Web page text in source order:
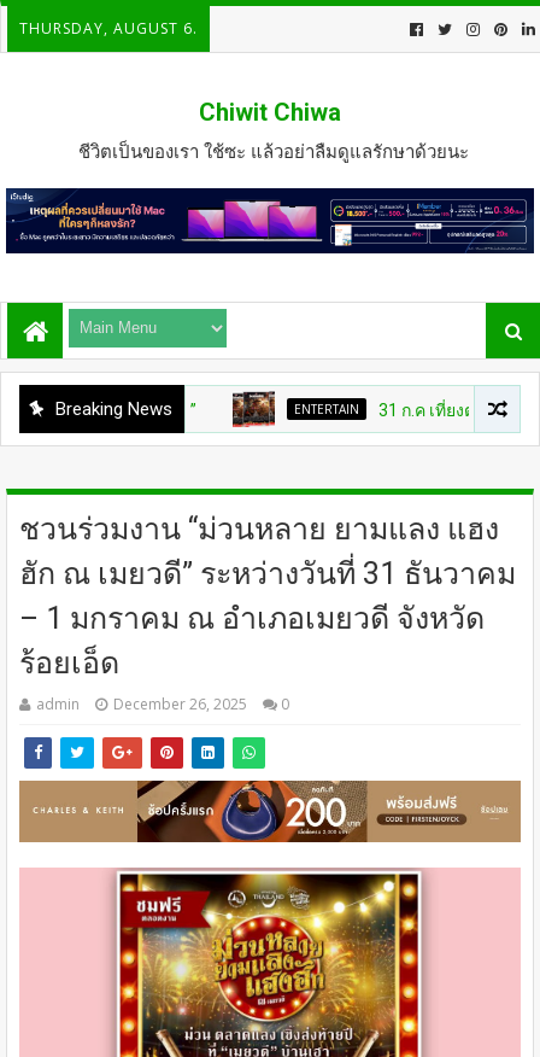
THURSDAY, AUGUST 6.
Chiwit Chiwa
ชีวิตเป็นของเรา ใช้ซะ แล้วอย่าลืมดูแลรักษาด้วยนะ
Breaking News ENTERTAIN 31 ก.ค เที่ยงตรง กดบัตรให้
ชวนร่วมงาน “ม่วนหลาย ยามแลง แฮง
ฮัก ณ เมยวดี” ระหว่างวันที่ 31 ธันวาคม
– 1 มกราคม ณ อำเภอเมยวดี จังหวัด
ร้อยเอ็ด
admin December 26, 2025 0